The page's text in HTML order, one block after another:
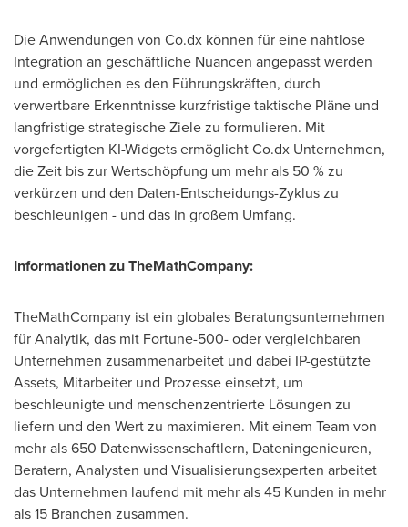
Die Anwendungen von Co.dx können für eine nahtlose
Integration an geschäftliche Nuancen angepasst werden
und ermöglichen es den Führungskräften, durch
verwertbare Erkenntnisse kurzfristige taktische Pläne und
langfristige strategische Ziele zu formulieren. Mit
vorgefertigten KI-Widgets ermöglicht Co.dx Unternehmen,
die Zeit bis zur Wertschöpfung um mehr als 50 % zu
verkürzen und den Daten-Entscheidungs-Zyklus zu
beschleunigen - und das in großem Umfang.
Informationen zu TheMathCompany:
TheMathCompany ist ein globales Beratungsunternehmen
für Analytik, das mit Fortune-500- oder vergleichbaren
Unternehmen zusammenarbeitet und dabei IP-gestützte
Assets, Mitarbeiter und Prozesse einsetzt, um
beschleunigte und menschenzentrierte Lösungen zu
liefern und den Wert zu maximieren. Mit einem Team von
mehr als 650 Datenwissenschaftlern, Dateningenieuren,
Beratern, Analysten und Visualisierungsexperten arbeitet
das Unternehmen laufend mit mehr als 45 Kunden in mehr
als 15 Branchen zusammen.